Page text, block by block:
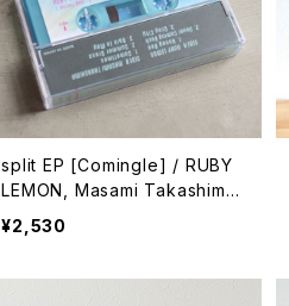
split EP [Comingle] / RUBY
LEMON, Masami Takashima
(cassette tape)
¥2,530